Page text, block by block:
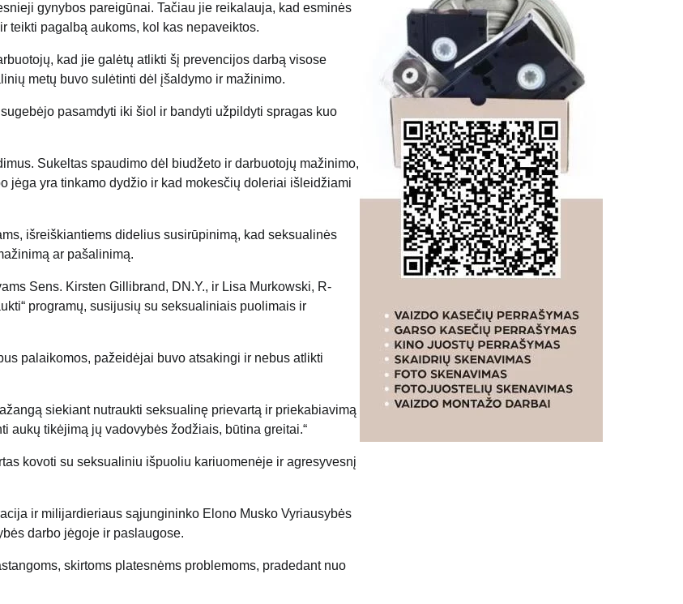
gynybos pareigūnai. Tačiau jie reikalauja, kad esminės
teikti pagalbą aukoms, kol kas nepaveiktos.
kad jie galėtų atlikti šį prevencijos darbą visose
metų buvo sulėtinti dėl įšaldymo ir mažinimo.
pasamdyti iki šiol ir bandyti užpildyti spragas kuo
Sukeltas spaudimo dėl biudžeto ir darbuotojų mažinimo,
jėga yra tinkamo dydžio ir kad mokesčių doleriai išleidžiami
išreiškiantiems didelius susirūpinimą, kad seksualinės
ar pašalinimą.
Sens. Kirsten Gillibrand, DN.Y., ir Lisa Murkowski, R-
programų, susijusių su seksualiniais puolimais ir
palaikomos, pažeidėjai buvo atsakingi ir nebus atlikti
siekiant nutraukti seksualinę prievartą ir priekabiavimą
aukų tikėjimą jų vadovybės žodžiais, būtina greitai.“
kovoti su seksualiniu išpuoliu kariuomenėje ir agresyvesnį
ir milijardieriaus sąjungininko Elono Musko Vyriausybės
darbo jėgoje ir paslaugose.
skirtoms platesnėms problemoms, pradedant nuo